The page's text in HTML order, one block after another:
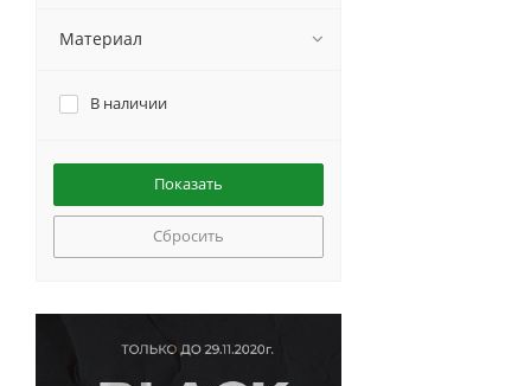
Материал
В наличии
Сбросить